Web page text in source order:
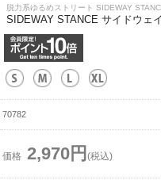
脱力系ゆるめストリート SIDEWAY
SIDEWAY STANCE サイドウェ
70782
価格 2,970円 (税込)